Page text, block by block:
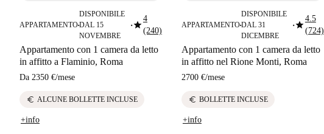
APPARTAMENTO■
DISPONIBILE
DAL 15
NOVEMBRE
■star4
(240)
Appartamento con 1 camera da letto
in affitto a Flaminio, Roma
Da 2350 €/mese
euro ALCUNE BOLLETTE INCLUSE
+info
APPARTAMENTO■
DISPONIBILE
DAL 31
DICEMBRE
■star4.5
(724)
Appartamento con 1 camera da letto
in affitto nel Rione Monti, Roma
2700 €/mese
euro BOLLETTE INCLUSE
+info